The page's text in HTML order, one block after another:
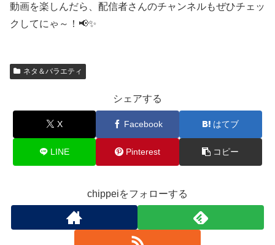
動画を楽しんだら、配信者さんのチャンネルもぜひチェッ
クしてにゃ～！📢✨
ネタ＆バラエティ
シェアする
X Facebook はてブ
LINE Pinterest コピー
chippeiをフォローする